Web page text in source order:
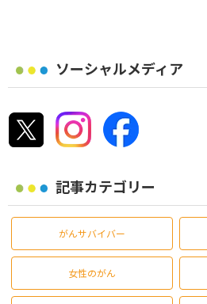
ソーシャルメディア
記事カテゴリー
がんサバイバー
女性のがん